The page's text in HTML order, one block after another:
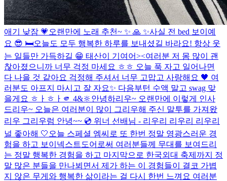
애기 낮잠 💗 오랜만에 노래 추천~ ✨ 🙏 ✨사실 전 bed 보이예
요 😎 🛏️오늘도 모두 행복한 하루를 보내셨길 바라요! 항상 웃
는 일들만 가득하길 😁 태산이 기여어><여러분 저 몸 많이 괜
찮아졌으니까 너무 걱정 마세요 ㅎㅎ 오늘 푹 자고 일어나면
다 나을 것 같아요 걱정해 주셔서 너무 고맙고 사랑해요 🖤 여
러분도 아프지 마시고 잘 자요✨ 다음부턴 수액 말고 swag 맞
을게요 ㅎㅏㅎㅏ 🫵 4&🔆 안녕하리우~ 오랜만에 이렇게 인사
드리우~ 오늘은 여러분이 많이 그리우해 주신 말투를 가져왔
리우 그리우럼 안녕~~ 💿 위너 선배님 - 리우리 리우리 리우리
널 좋아해 🤍 오늘 스페셜 엠씨로 또 한번 정말 영광스러운 경
험을 하고 보이넥스트도어로써 여러분들께 무대를 보여드리
는 정말 행복한 경험을 하고 마지막으로 한국외대 축제까지 정
말 많은 분들을 만나뵈면서 제가 하는 이 경험들이 결코 가볍
지 않은 무게와 행복한 삶이라는 걸 다시 한번 느껴요 여러분